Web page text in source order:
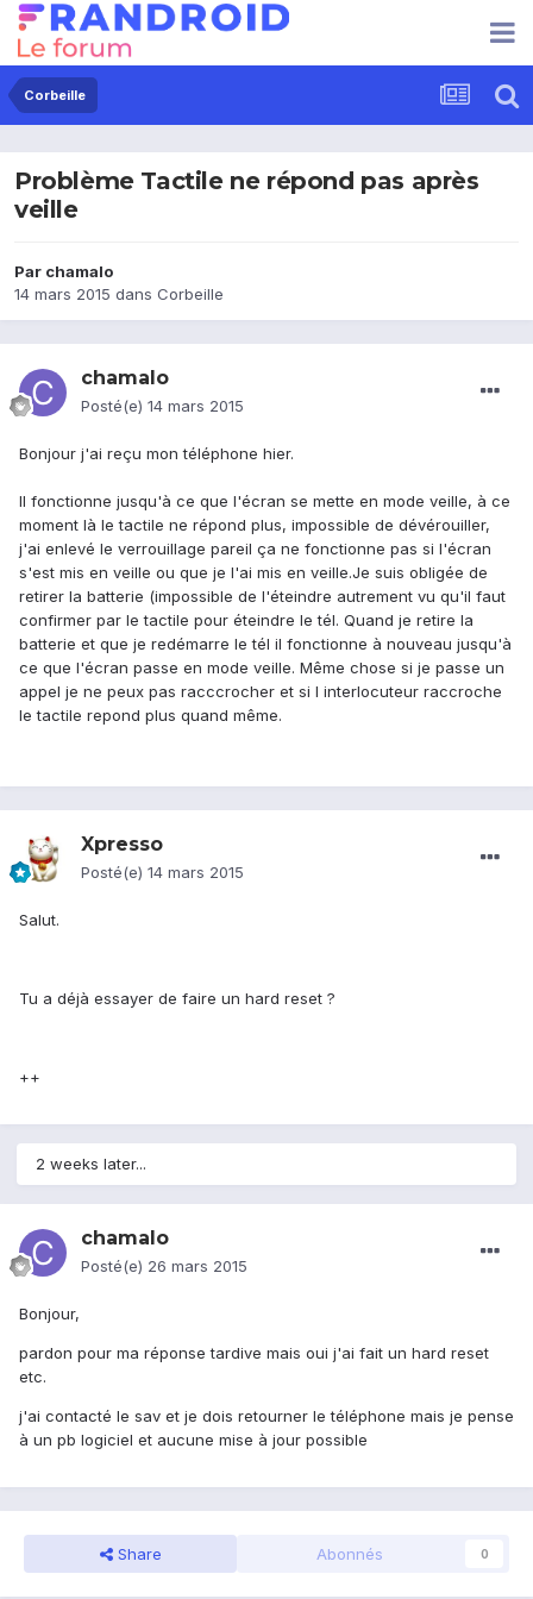
Corbeille
Problème Tactile ne répond pas après
veille
Par chamalo
14 mars 2015 dans Corbeille
chamalo
Posté(e) 14 mars 2015
Bonjour j'ai reçu mon téléphone hier.
Il fonctionne jusqu'à ce que l'écran se mette en mode veille, à ce
moment là le tactile ne répond plus, impossible de dévérouiller,
j'ai enlevé le verrouillage pareil ça ne fonctionne pas si l'écran
s'est mis en veille ou que je l'ai mis en veille.Je suis obligée de
retirer la batterie (impossible de l'éteindre autrement vu qu'il faut
confirmer par le tactile pour éteindre le tél. Quand je retire la
batterie et que je redémarre le tél il fonctionne à nouveau jusqu'à
ce que l'écran passe en mode veille. Même chose si je passe un
appel je ne peux pas racccrocher et si l interlocuteur raccroche
le tactile repond plus quand même.
Xpresso
Posté(e) 14 mars 2015
Salut.
Tu a déjà essayer de faire un hard reset ?
++
2 weeks later...
chamalo
Posté(e) 26 mars 2015
Bonjour,
pardon pour ma réponse tardive mais oui j'ai fait un hard reset
etc.
j'ai contacté le sav et je dois retourner le téléphone mais je pense
à un pb logiciel et aucune mise à jour possible
Share Abonnés 0